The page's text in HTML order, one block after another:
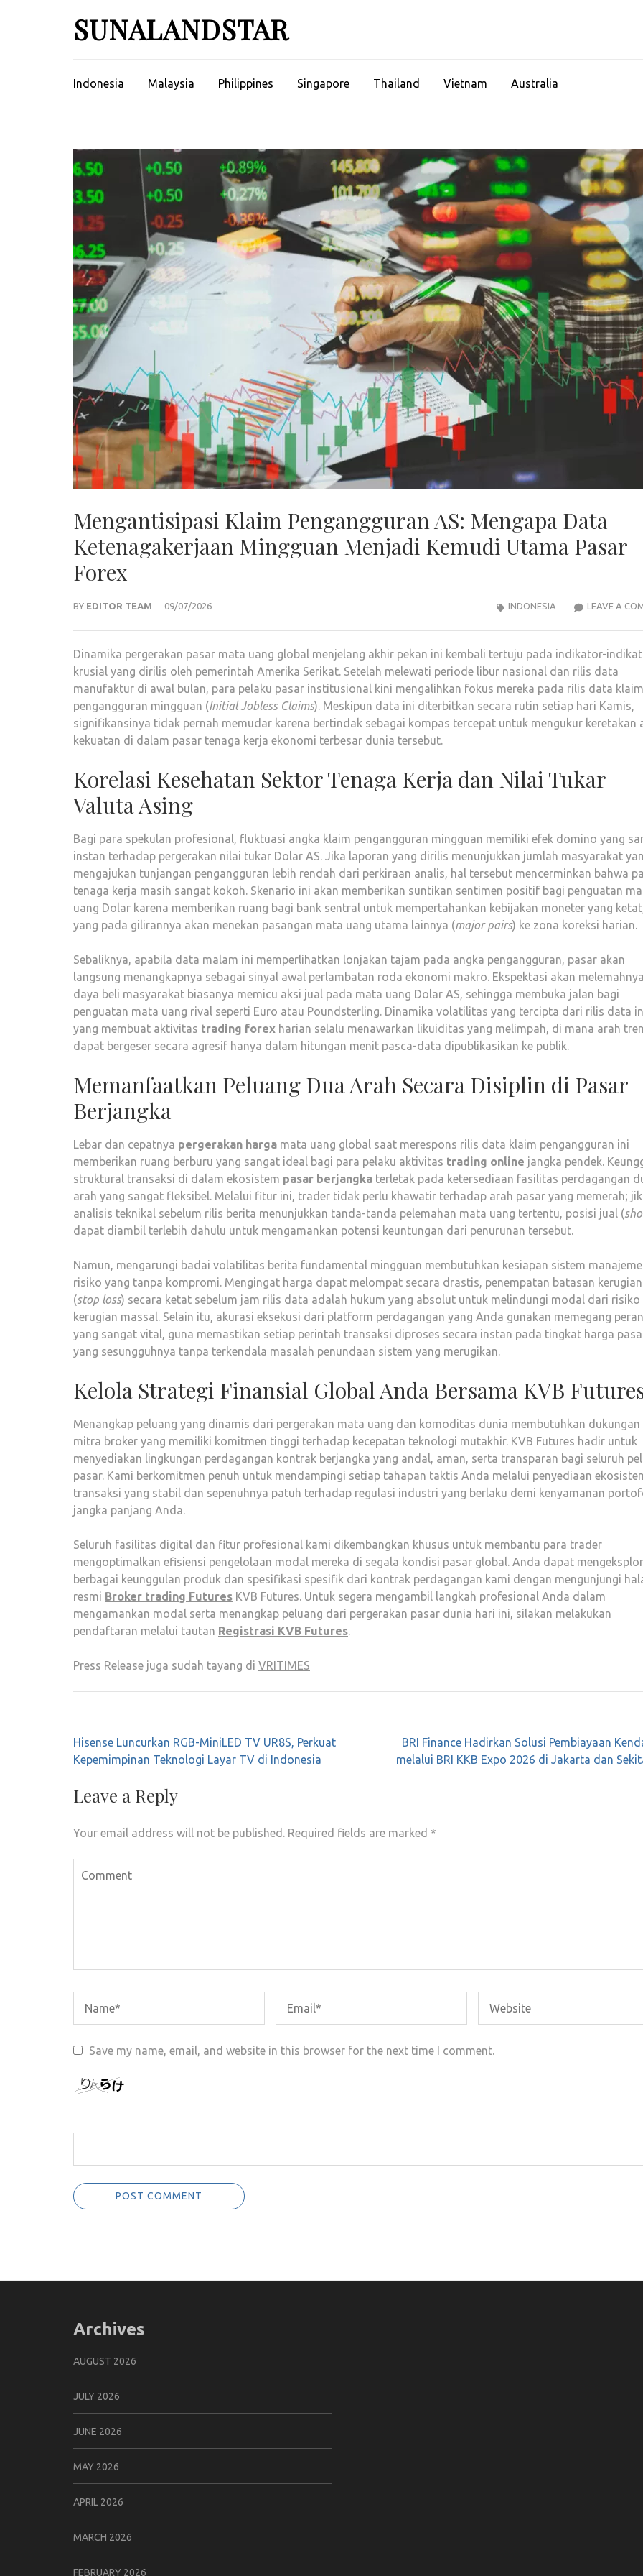
SUNALANDSTAR
Indonesia Malaysia Philippines Singapore Thailand Vietnam Australia
Mengantisipasi Klaim Pengangguran AS: Mengapa Data
Ketenagakerjaan Mingguan Menjadi Kemudi Utama Pasar
Forex
BY EDITOR TEAM 09/07/2026 LEAVE A
INDONESIA
Dinamika pergerakan pasar mata uang global menjelang akhir pekan ini kembali tertuju pada indikator-
krusial yang dirilis oleh pemerintah Amerika Serikat. Setelah melewati periode libur nasional dan rilis data
manufaktur di awal bulan, para pelaku pasar institusional kini mengalihkan fokus mereka pada rilis data klaim
pengangguran mingguan (Initial Jobless Claims). Meskipun data ini diterbitkan secara rutin setiap hari Kamis,
signifikansinya tidak pernah memudar karena bertindak sebagai kompas tercepat untuk mengukur keretakan
kekuatan di dalam pasar tenaga kerja ekonomi terbesar dunia tersebut.
Korelasi Kesehatan Sektor Tenaga Kerja dan Nilai Tukar
Valuta Asing
Bagi para spekulan profesional, fluktuasi angka klaim pengangguran mingguan memiliki efek domino yang
instan terhadap pergerakan nilai tukar Dolar AS. Jika laporan yang dirilis menunjukkan jumlah masyarakat
mengajukan tunjangan pengangguran lebih rendah dari perkiraan analis, hal tersebut mencerminkan bahwa
tenaga kerja masih sangat kokoh. Skenario ini akan memberikan suntikan sentimen positif bagi penguatan
uang Dolar karena memberikan ruang bagi bank sentral untuk mempertahankan kebijakan moneter yang
yang pada gilirannya akan menekan pasangan mata uang utama lainnya (major pairs) ke zona koreksi harian.
Sebaliknya, apabila data malam ini memperlihatkan lonjakan tajam pada angka pengangguran, pasar akan
langsung menangkapnya sebagai sinyal awal perlambatan roda ekonomi makro. Ekspektasi akan melemahnya
daya beli masyarakat biasanya memicu aksi jual pada mata uang Dolar AS, sehingga membuka jalan bagi
penguatan mata uang rival seperti Euro atau Poundsterling. Dinamika volatilitas yang tercipta dari rilis data
yang membuat aktivitas trading forex harian selalu menawarkan likuiditas yang melimpah, di mana arah tren
dapat bergeser secara agresif hanya dalam hitungan menit pasca-data dipublikasikan ke publik.
Memanfaatkan Peluang Dua Arah Secara Disiplin di Pasar
Berjangka
Lebar dan cepatnya pergerakan harga mata uang global saat merespons rilis data klaim pengangguran ini
memberikan ruang berburu yang sangat ideal bagi para pelaku aktivitas trading online jangka pendek.
struktural transaksi di dalam ekosistem pasar berjangka terletak pada ketersediaan fasilitas perdagangan
arah yang sangat fleksibel. Melalui fitur ini, trader tidak perlu khawatir terhadap arah pasar yang memerah;
analisis teknikal sebelum rilis berita menunjukkan tanda-tanda pelemahan mata uang tertentu, posisi jual (
dapat diambil terlebih dahulu untuk mengamankan potensi keuntungan dari penurunan tersebut.
Namun, mengarungi badai volatilitas berita fundamental mingguan membutuhkan kesiapan sistem
risiko yang tanpa kompromi. Mengingat harga dapat melompat secara drastis, penempatan batasan kerugian
(stop loss) secara ketat sebelum jam rilis data adalah hukum yang absolut untuk melindungi modal dari risiko
kerugian massal. Selain itu, akurasi eksekusi dari platform perdagangan yang Anda gunakan memegang
yang sangat vital, guna memastikan setiap perintah transaksi diproses secara instan pada tingkat harga
yang sesungguhnya tanpa terkendala masalah penundaan sistem yang merugikan.
Kelola Strategi Finansial Global Anda Bersama KVB
Menangkap peluang yang dinamis dari pergerakan mata uang dan komoditas dunia membutuhkan dukungan
mitra broker yang memiliki komitmen tinggi terhadap kecepatan teknologi mutakhir. KVB Futures hadir untuk
menyediakan lingkungan perdagangan kontrak berjangka yang andal, aman, serta transparan bagi seluruh
pasar. Kami berkomitmen penuh untuk mendampingi setiap tahapan taktis Anda melalui penyediaan
transaksi yang stabil dan sepenuhnya patuh terhadap regulasi industri yang berlaku demi kenyamanan
jangka panjang Anda.
Seluruh fasilitas digital dan fitur profesional kami dikembangkan khusus untuk membantu para trader
mengoptimalkan efisiensi pengelolaan modal mereka di segala kondisi pasar global. Anda dapat
berbagai keunggulan produk dan spesifikasi spesifik dari kontrak perdagangan kami dengan mengunjungi
resmi Broker trading Futures KVB Futures. Untuk segera mengambil langkah profesional Anda dalam
mengamankan modal serta menangkap peluang dari pergerakan pasar dunia hari ini, silakan melakukan
pendaftaran melalui tautan Registrasi KVB Futures.
Press Release juga sudah tayang di VRITIMES
Post
navigation
Hisense Luncurkan RGB-MiniLED TV UR8S, Perkuat
Kepemimpinan Teknologi Layar TV di Indonesia
BRI Finance Hadirkan Solusi Pembiayaan
melalui BRI KKB Expo 2026 di Jakarta dan
Leave a Reply
Your email address will not be published. Required fields are marked *
Save my name, email, and website in this browser for the next time I comment.
Archives
AUGUST 2026
JULY 2026
JUNE 2026
MAY 2026
APRIL 2026
MARCH 2026
FEBRUARY 2026